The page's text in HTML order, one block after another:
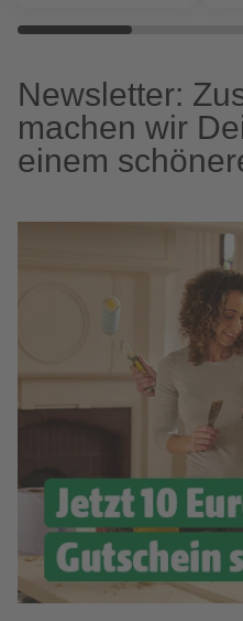
Newsletter:
machen wir
einem